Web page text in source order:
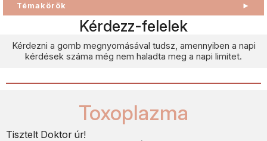
Témakörök ►
Kérdezz-felelek
Kérdezni a gomb megnyomásával tudsz, amennyiben a napi
kérdések száma még nem haladta meg a napi limitet.
Toxoplazma
Tisztelt Doktor úr!